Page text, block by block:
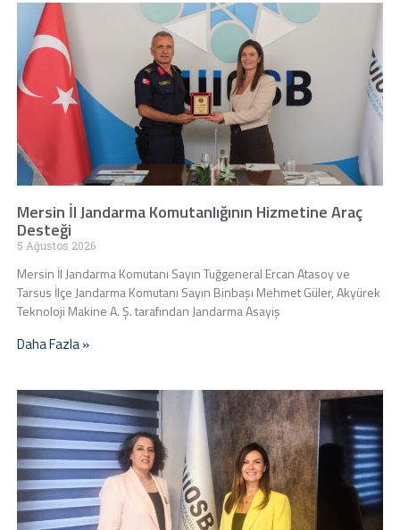
Mersin İl Jandarma Komutanlığının Hizmetine Araç
Desteği
5 Ağustos 2026
Mersin İl Jandarma Komutanı Sayın Tuğgeneral Ercan Atasoy ve
Tarsus İlçe Jandarma Komutanı Sayın Binbaşı Mehmet Güler, Akyürek
Teknoloji Makine A. Ş. tarafından Jandarma Asayiş
Daha Fazla »